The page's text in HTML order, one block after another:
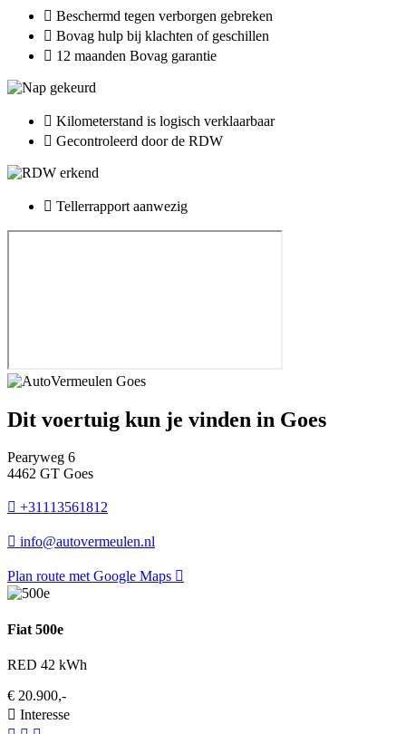
Beschermd tegen verborgen gebreken
Bovag hulp bij klachten of geschillen
12 maanden Bovag garantie
Kilometerstand is logisch verklaarbaar
Gecontroleerd door de RDW
Tellerrapport aanwezig
Dit voertuig kun je vinden in Goes
Pearyweg 6
4462 GT Goes
+31113561812
info@autovermeulen.nl
Plan route met Google Maps
Fiat 500e
RED 42 kWh
€ 20.900,-
Interesse